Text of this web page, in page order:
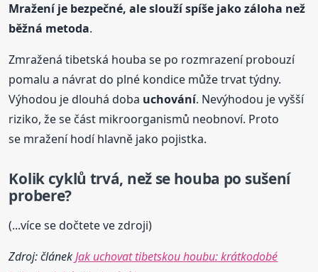
Mražení je bezpečné, ale slouží spíše jako záloha než
běžná metoda.
Zmražená tibetská houba se po rozmrazení probouzí
pomalu a návrat do plné kondice může trvat týdny.
Výhodou je dlouhá doba uchování. Nevýhodou je vyšší
riziko, že se část mikroorganismů neobnoví. Proto
se mražení hodí hlavně jako pojistka.
Kolik cyklů trvá, než se houba po sušení
probere?
(...více se dočtete ve zdroji)
Zdroj: článekJak uchovat tibetskou houbu: krátkodobé